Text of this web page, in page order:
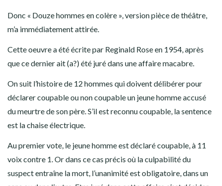
Donc « Douze hommes en colère », version pièce de théâtre,
m’a immédiatement attirée.
Cette oeuvre a été écrite par Reginald Rose en 1954, après
que ce dernier ait (a?) été juré dans une affaire macabre.
On suit l’histoire de 12 hommes qui doivent délibérer pour
déclarer coupable ou non coupable un jeune homme accusé
du meurtre de son père. S’il est reconnu coupable, la sentence
est la chaise électrique.
Au premier vote, le jeune homme est déclaré coupable, à 11
voix contre 1. Or dans ce cas précis où la culpabilité du
suspect entraîne la mort, l’unanimité est obligatoire, dans un